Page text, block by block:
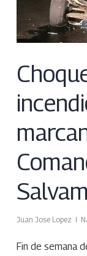
Juan Jose Lopez
Fin de semana